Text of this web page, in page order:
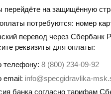
перейдёте на защищённую
потребуются: номер
перевод через Сбербанк
реквизиты для оплаты:
телефону: 8 (800) 234-09-92
email: info@specgidravlika-
банка согласно тарифам